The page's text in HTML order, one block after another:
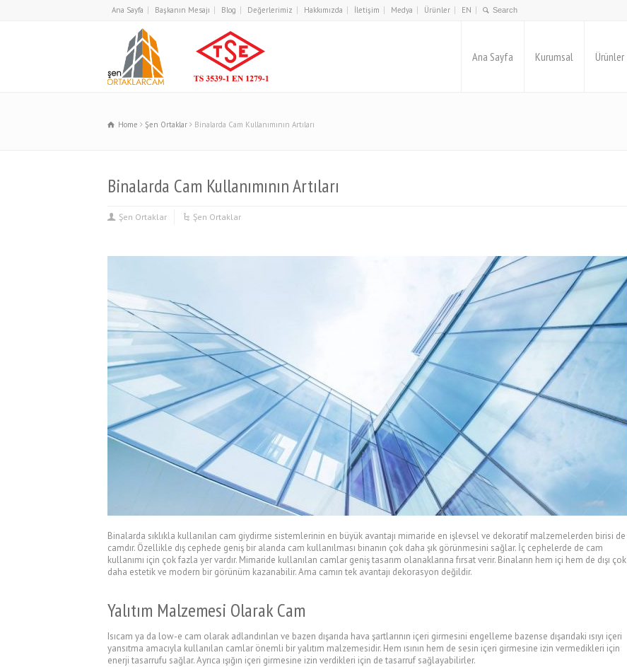
Ana Sayfa Başkanın Mesajı Blog Değerlerimiz Hakkımızda İletişim Medya Ürünler EN
Ana Sayfa Kurumsal Ürünler
Home Şen Ortaklar Binalarda Cam Kullanımının Artıları
Binalarda Cam Kullanımının Artıları
Şen Ortaklar Şen Ortaklar
Binalarda sıklıkla kullanılan cam giydirme sistemlerinin en büyük avantajı mimaride en işlevsel ve dekoratif malzemelerden birisi de
camdır. Özellikle dış cephede geniş bir alanda cam kullanılması binanın çok daha şık görünmesini sağlar. İç cephelerde de cam
kullanımı için çok fazla yer vardır. Mimaride kullanılan camlar geniş tasarım olanaklarına fırsat verir. Binaların hem içi hem de dışı çok
daha estetik ve modern bir görünüm kazanabilir. Ama camın tek avantajı dekorasyon değildir.
Yalıtım Malzemesi Olarak Cam
Isıcam ya da low-e cam olarak adlandırılan ve bazen dışarıda hava şartlarının içeri girmesini engelleme bazense dışarıdaki ısıyı içeri
yansıtma amacıyla kullanılan camlar önemli bir yalıtım malzemesidir. Hem ısının hem de sesin içeri girmesine izin vermedikleri için
enerji tasarrufu sağlar. Ayrıca ışığın içeri girmesine izin verdikleri için de tasarruf sağlayabilirler.